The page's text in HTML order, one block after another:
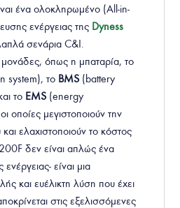
ένα ολοκληρωμένο (All-in-
ενέργειας της Dyness
σενάρια C&I.
όπως η μπαταρία, το
system), το BMS (battery
το EMS (energy
οποίες μεγιστοποιούν την
ελαχιστοποιούν το κόστος
δεν είναι απλώς ένα
είναι μια
και ευέλικτη λύση που έχει
στις εξελισσόμενες